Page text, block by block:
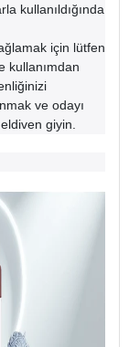
kullanıldığında
için lütfen
kullanımdan
ve odayı
giyin.